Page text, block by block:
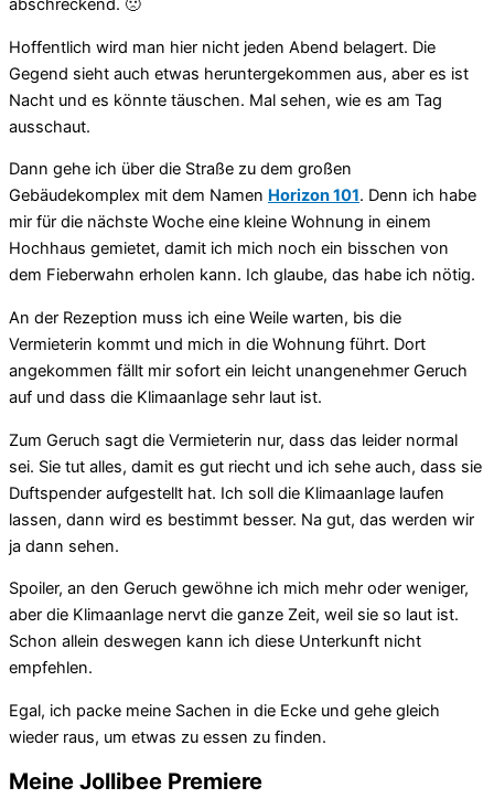
abschreckend. 🙁
Hoffentlich wird man hier nicht jeden Abend belagert. Die
Gegend sieht auch etwas heruntergekommen aus, aber es ist
Nacht und es könnte täuschen. Mal sehen, wie es am Tag
ausschaut.
Dann gehe ich über die Straße zu dem großen
Gebäudekomplex mit dem Namen Horizon 101. Denn ich habe
mir für die nächste Woche eine kleine Wohnung in einem
Hochhaus gemietet, damit ich mich noch ein bisschen von
dem Fieberwahn erholen kann. Ich glaube, das habe ich nötig.
An der Rezeption muss ich eine Weile warten, bis die
Vermieterin kommt und mich in die Wohnung führt. Dort
angekommen fällt mir sofort ein leicht unangenehmer Geruch
auf und dass die Klimaanlage sehr laut ist.
Zum Geruch sagt die Vermieterin nur, dass das leider normal
sei. Sie tut alles, damit es gut riecht und ich sehe auch, dass sie
Duftspender aufgestellt hat. Ich soll die Klimaanlage laufen
lassen, dann wird es bestimmt besser. Na gut, das werden wir
ja dann sehen.
Spoiler, an den Geruch gewöhne ich mich mehr oder weniger,
aber die Klimaanlage nervt die ganze Zeit, weil sie so laut ist.
Schon allein deswegen kann ich diese Unterkunft nicht
empfehlen.
Egal, ich packe meine Sachen in die Ecke und gehe gleich
wieder raus, um etwas zu essen zu finden.
Meine Jollibee Premiere